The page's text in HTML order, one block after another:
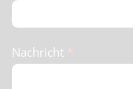
Nachricht *